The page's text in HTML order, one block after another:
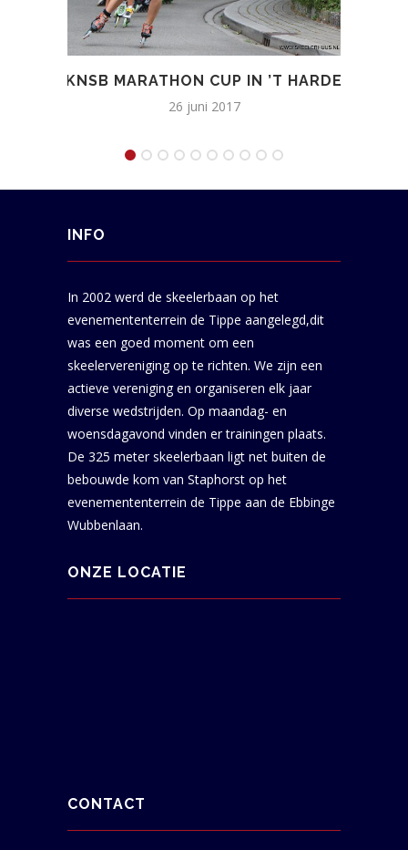
KNSB MARATHON CUP IN ’T HARDE
26 juni 2017
INFO
In 2002 werd de skeelerbaan op het
evenemententerrein de Tippe aangelegd,dit
was een goed moment om een
skeelervereniging op te richten. We zijn een
actieve vereniging en organiseren elk jaar
diverse wedstrijden. Op maandag- en
woensdagavond vinden er trainingen plaats.
De 325 meter skeelerbaan ligt net buiten de
bebouwde kom van Staphorst op het
evenemententerrein de Tippe aan de Ebbinge
Wubbenlaan.
ONZE LOCATIE
CONTACT